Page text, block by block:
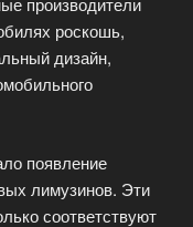
роскошь,
дизайн,
появление
лимузинов. Эти
соответствуют